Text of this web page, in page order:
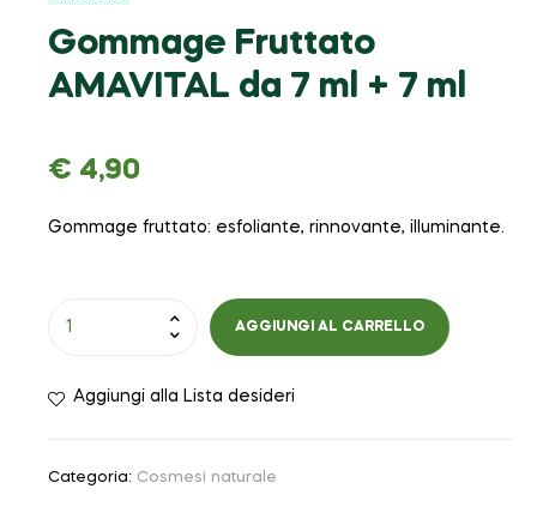
Gommage Fruttato
AMAVITAL da 7 ml + 7 ml
€ 4,90
Gommage fruttato: esfoliante, rinnovante, illuminante.
AGGIUNGI AL CARRELLO
Aggiungi alla Lista desideri
Categoria: Cosmesi naturale